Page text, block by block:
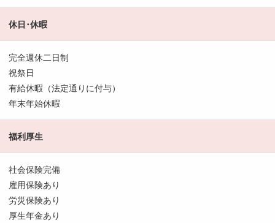
休日･休暇
完全週休二日制
祝祭日
有給休暇（法定通りに付与）
年末年始休暇
福利厚生
社会保険完備
雇用保険あり
労災保険あり
厚生年金あり